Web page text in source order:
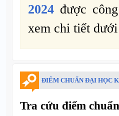
2024 được
xem chi tiết dưới
ĐIỂM CHUẨN ĐẠI HỌC
Tra cứu điểm